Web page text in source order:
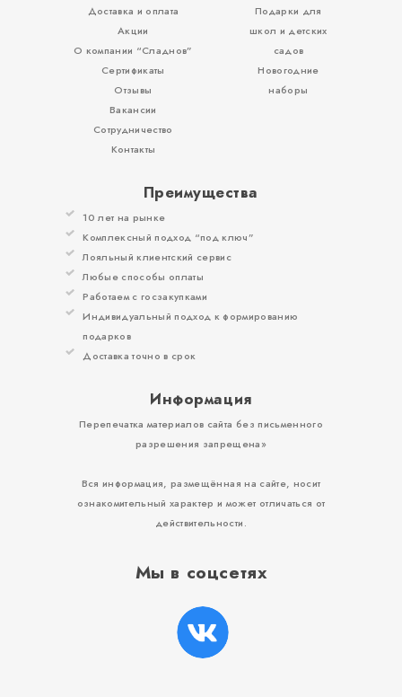
Мы в соцсетях
Доставка и оплата
Акции
О компании “Сладнов”
Сертификаты
Отзывы
Вакансии
Сотрудничество
Контакты
Подарки для
школ и детских
садов
Новогодние
наборы
Преимущества
10 лет на рынке
Комплексный подход “под ключ”
Лояльный клиентский сервис
Любые способы оплаты
Работаем с госзакупками
Индивидуальный подход к формированию
подарков
Доставка точно в срок
Информация
Перепечатка материалов сайта без письменного
разрешения запрещена»
Вся информация, размещённая на сайте, носит
ознакомительный характер и может отличаться от
действительности.